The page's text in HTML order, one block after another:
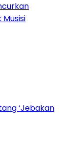
‘Jebakan